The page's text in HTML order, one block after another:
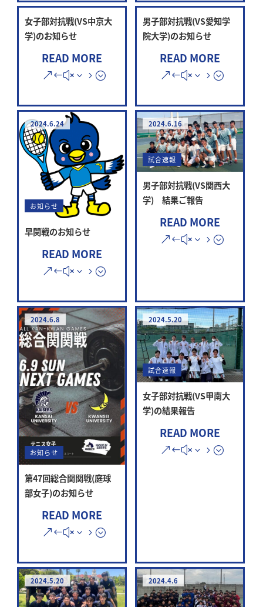
女子部対抗戦(VS中京大
学)のお知らせ
READ MORE
男子部対抗戦(VS愛知学
院大学)のお知らせ
READ MORE
2024.6.24
お知らせ
早関戦のお知らせ
READ MORE
2024.6.16
試合速報
男子部対抗戦(VS関西大
学) 結果ご報告
READ MORE
2024.6.8
お知らせ
第47回総合関関戦(庭球
部女子)のお知らせ
READ MORE
2024.5.20
試合速報
女子部対抗戦(VS甲南大
学)の結果報告
READ MORE
2024.5.20 2024.4.6